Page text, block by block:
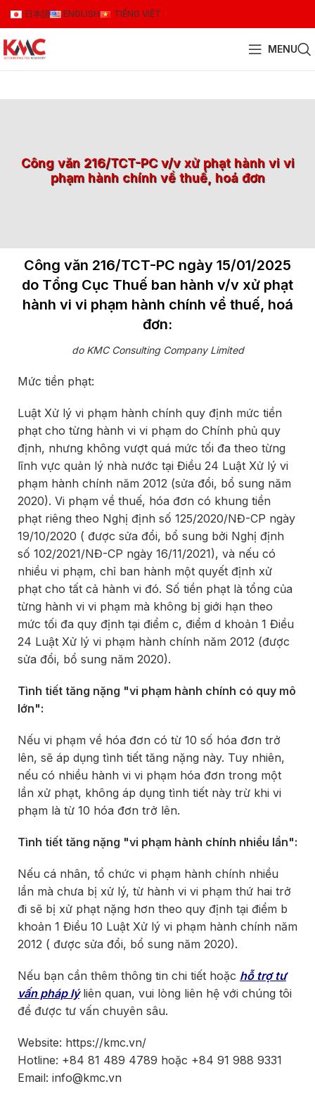
日本語 ENGLISH TIẾNG VIỆT
MENU
Công văn 216/TCT-PC v/v xử phạt hành vi vi
phạm hành chính về thuế, hoá đơn
Công văn 216/TCT-PC ngày 15/01/2025
do Tổng Cục Thuế ban hành v/v xử phạt
hành vi vi phạm hành chính về thuế, hoá
đơn:
do KMC Consulting Company Limited
Mức tiền phạt:
Luật Xử lý vi phạm hành chính quy định mức tiền
phạt cho từng hành vi vi phạm do Chính phủ quy
định, nhưng không vượt quá mức tối đa theo từng
lĩnh vực quản lý nhà nước tại Điều 24 Luật Xử lý vi
phạm hành chính năm 2012 (sửa đổi, bổ sung năm
2020). Vi phạm về thuế, hóa đơn có khung tiền
phạt riêng theo Nghị định số 125/2020/NĐ-CP ngày
19/10/2020 ( được sửa đổi, bổ sung bởi Nghị định
số 102/2021/NĐ-CP ngày 16/11/2021), và nếu có
nhiều vi phạm, chỉ ban hành một quyết định xử
phạt cho tất cả hành vi đó. Số tiền phạt là tổng của
từng hành vi vi phạm mà không bị giới hạn theo
mức tối đa quy định tại điểm c, điểm d khoản 1 Điều
24 Luật Xử lý vi phạm hành chính năm 2012 (được
sửa đổi, bổ sung năm 2020).
Tình tiết tăng nặng "vi phạm hành chính có quy mô
lớn":
Nếu vi phạm về hóa đơn có từ 10 số hóa đơn trở
lên, sẽ áp dụng tình tiết tăng nặng này. Tuy nhiên,
nếu có nhiều hành vi vi phạm hóa đơn trong một
lần xử phạt, không áp dụng tình tiết này trừ khi vi
phạm là từ 10 hóa đơn trở lên.
Tình tiết tăng nặng "vi phạm hành chính nhiều lần":
Nếu cá nhân, tổ chức vi phạm hành chính nhiều
lần mà chưa bị xử lý, từ hành vi vi phạm thứ hai trở
đi sẽ bị xử phạt nặng hơn theo quy định tại điểm b
khoản 1 Điều 10 Luật Xử lý vi phạm hành chính năm
2012 ( được sửa đổi, bổ sung năm 2020).
Nếu bạn cần thêm thông tin chi tiết hoặc hỗ trợ tư
vấn pháp lýliên quan, vui lòng liên hệ với chúng tôi
để được tư vấn chuyên sâu.
Website: https://kmc.vn/
Hotline: +84 81 489 4789 hoặc +84 91 988 9331
Email: info@kmc.vn